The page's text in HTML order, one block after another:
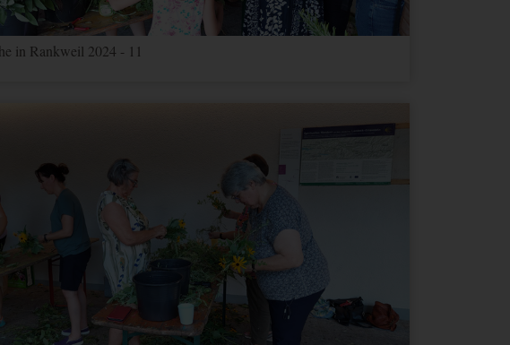
in Rankweil 2024 - 11
1 Monat Andere
Google Maps
3 Jahre
Anbieter
HTML
Google
1 Tag HTML
1 Tag HTML
Google
2 Jahre HTML Google
und Ihr Google